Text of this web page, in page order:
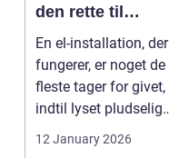
den rette til
opgaven
En el-installation, der
fungerer, er noget de
fleste tager for givet,
indtil lyset pludselig
12 January 2026